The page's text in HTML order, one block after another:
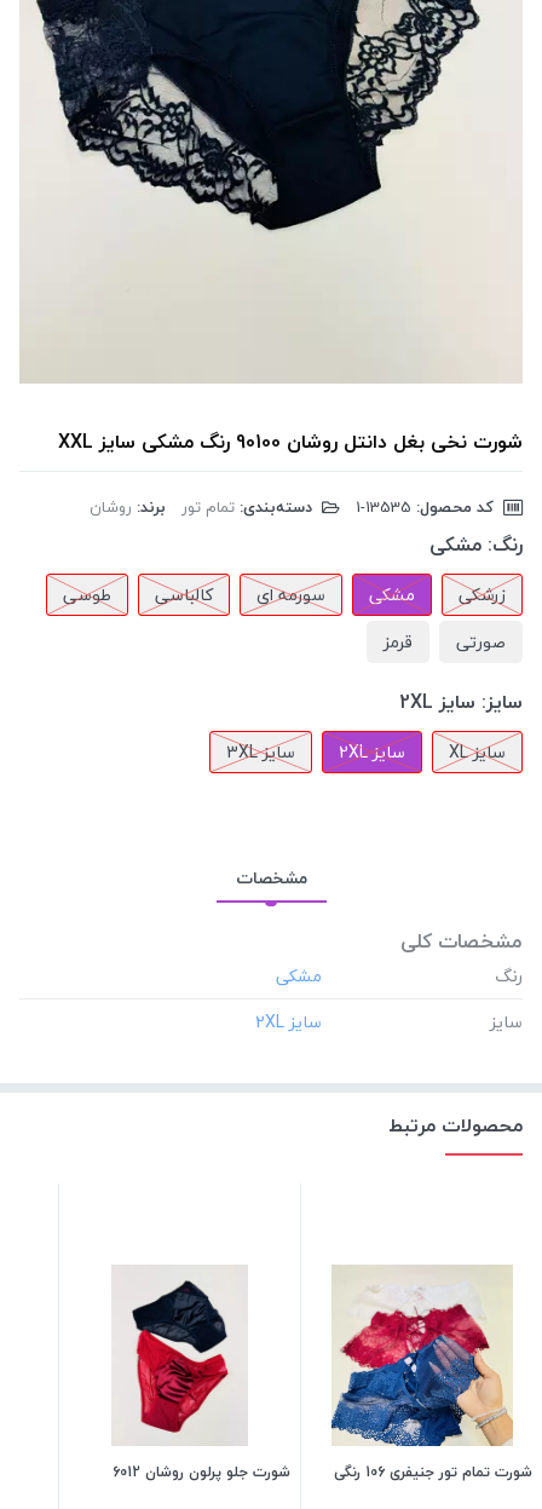
شورت نخی بغل دانتل روشان 90100 رنگ مشکی سایز XXL
کد محصول: دسته‌بندی: تمام تور برند: روشان
رنگ: مشکی
زرشکی مشکی سورمه ای کالباسی
طوسی
صورتی
قرمز
سایز: سایز 2XL
سایز XL سایز 2XL سایز 3XL
مشخصات
مشخصات کلی
رنگ
سایز
محصولات مرتبط
شورت تمام تور جنیفری 106 رنگی شورت جلو پرلون روشان 6012